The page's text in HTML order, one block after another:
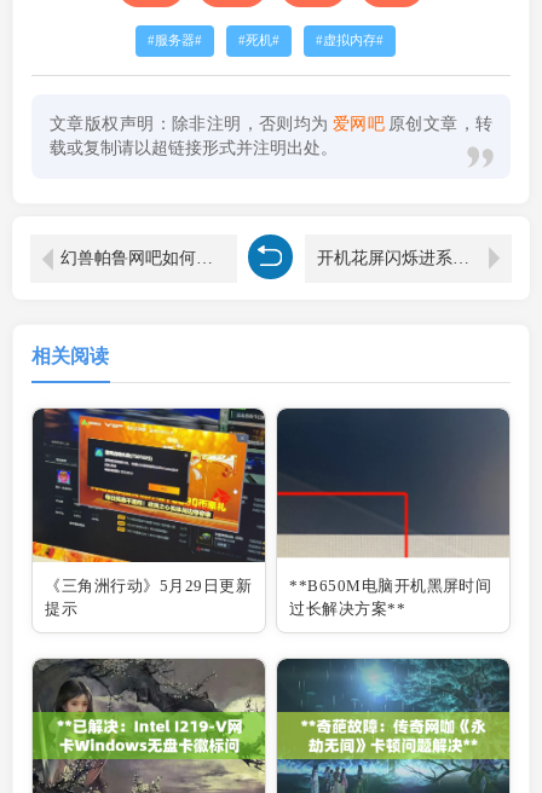
服务器 死机 虚拟内存
文章版权声明：除非注明，否则均为 爱网吧 原创文章，转
载或复制请以超链接形式并注明出处。
相关阅读
《三角洲行动》5月29日更新
提示
**B650M电脑开机黑屏时间
过长解决方案**